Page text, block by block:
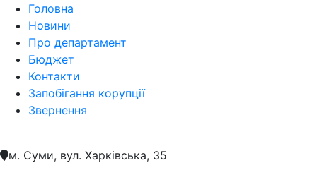
Головна
Новини
Про департамент
Бюджет
Контакти
Запобігання корупції
Звернення
м. Суми, вул. Харкiвська, 35